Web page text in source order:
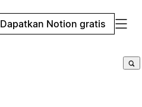
Dapatkan Notion gratis